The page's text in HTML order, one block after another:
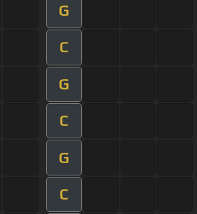
G
C
G
C
G
C